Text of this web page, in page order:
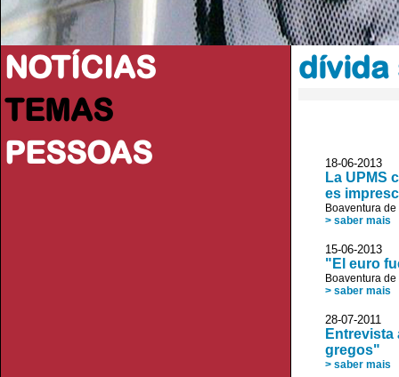
NOTÍCIAS
TEMAS
PESSOAS
dívida
18-06-2013
La UPMS
es
Boaventura
> saber mais
15-06-2013
"El euro
Boaventura
> saber mais
28-07-
Entrevista
gregos"
> saber mais